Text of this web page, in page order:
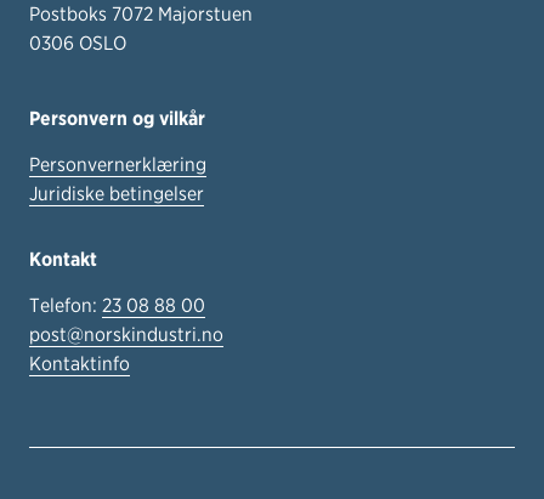
Postboks 7072 Majorstuen
0306 OSLO
Personvern og vilkår
Personvernerklæring
Juridiske betingelser
Kontakt
Telefon: 23 08 88 00
post@norskindustri.no
Kontaktinfo